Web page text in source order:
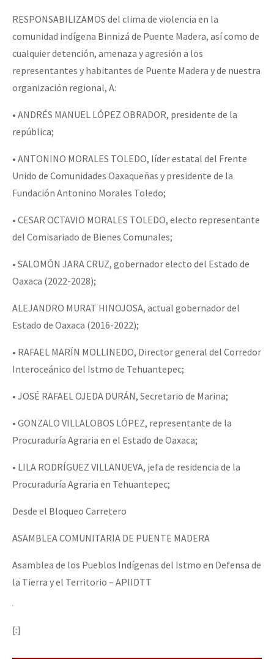
RESPONSABILIZAMOS del clima de violencia en la
comunidad indígena Binnizá de Puente Madera, así como de
cualquier detención, amenaza y agresión a los
representantes y habitantes de Puente Madera y de nuestra
organización regional, A:
• ANDRÉS MANUEL LÓPEZ OBRADOR, presidente de la
república;
• ANTONINO MORALES TOLEDO, líder estatal del Frente
Unido de Comunidades Oaxaqueñas y presidente de la
Fundación Antonino Morales Toledo;
• CESAR OCTAVIO MORALES TOLEDO, electo representante
del Comisariado de Bienes Comunales;
• SALOMÓN JARA CRUZ, gobernador electo del Estado de
Oaxaca (2022-2028);
ALEJANDRO MURAT HINOJOSA, actual gobernador del
Estado de Oaxaca (2016-2022);
• RAFAEL MARÍN MOLLINEDO, Director general del Corredor
Interoceánico del Istmo de Tehuantepec;
• JOSÉ RAFAEL OJEDA DURÁN, Secretario de Marina;
• GONZALO VILLALOBOS LÓPEZ, representante de la
Procuraduría Agraria en el Estado de Oaxaca;
• LILA RODRÍGUEZ VILLANUEVA, jefa de residencia de la
Procuraduría Agraria en Tehuantepec;
Desde el Bloqueo Carretero
ASAMBLEA COMUNITARIA DE PUENTE MADERA
Asamblea de los Pueblos Indígenas del Istmo en Defensa de
la Tierra y el Territorio – APIIDTT
[:]